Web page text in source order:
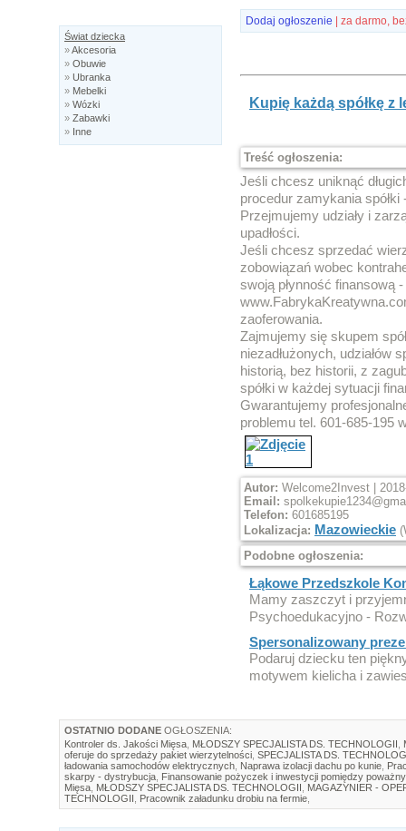
Świat dziecka
»Akcesoria
» Obuwie
» Ubranka
» Mebelki
» Wózki
» Zabawki
» Inne
Dodaj ogłoszenie | za darmo,
Kupię każdą spółkę z
Treść ogłoszenia:
Jeśli chcesz uniknąć
procedur zamykania
Przejmujemy udziały i
upadłości.
Jeśli chcesz sprzedać
zobowiązań wobec
swoją płynność finansową
zaoferowania.
Zajmujemy się skupem
niezadłużonych, udziałów
historią, bez historii, z
spółki w każdej sytuacji
Gwarantujemy
problemu tel. 601-685-195
Autor: Welcome2Invest |
Email:
Telefon: 601685195
Lokalizacja: Mazowieckie
Podobne ogłoszenia:
Łąkowe Przedszkole
Mamy zaszczyt i
Psychoedukacyjno -
Spersonalizowany
Podaruj dziecku ten
motywem kielicha i
OSTATNIO DODANE OGŁOSZENIA:
Kontroler ds. Jakości Mięsa MŁODSZY SPECJALISTA DS. TECHNOLOGII
oferuje do sprzedaży pakiet wierzytelności SPECJALISTA DS.
ładowania samochodów elektrycznych Naprawa izolacji dachu po kunie
skarpy - dystrybucja Finansowanie pożyczek i inwestycji pomiędzy
Mięsa MŁODSZY SPECJALISTA DS. TECHNOLOGII
MAGAZYNIER -
TECHNOLOGII
Pracownik załadunku drobiu na fermie